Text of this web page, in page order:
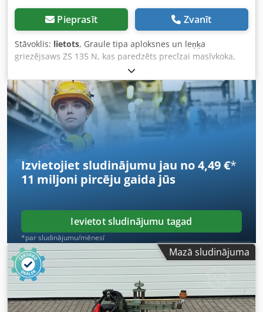
Pieprasīt Zvanīt
Stāvoklis: lietots, Graule tipa aploksnes un leņķa
griezējsaws ZS 135 N, kas paredzēts precīzai masīvkoka,
līstu un profilu aploksnes un leņķa griešanai ar lielu
griešanas augstumu. To var grozīt un noliekt. Tā izturīgā
konstrukcija un precīza leņķa regulēšana nodrošina tīrus
un vienmērīgus griezumus gan amatniecības darbos, gan
rūpnīcas ražošanā. Ideāli piemērots visiem kokapstrādes
uzņēmumiem. Komplektācijā ietilpst pamatne.
Cjdpfjzrywqjx Ab Rsrf Griešanas augstums: ~ 135 mm
- Pievads: 380 V
Izvietojiet sludinājumu jau no 4,49 €*
11 miljoni pircēju gaida jūs
Ievietot sludinājumu tagad
*par sludinājumu/mēnesī
Mazā sludinājuma